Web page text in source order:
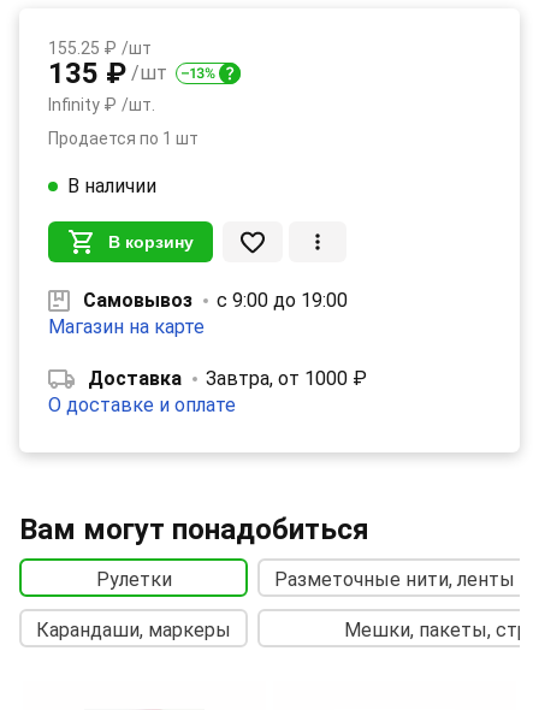
155.25 ₽ /шт
135 ₽ /шт
Infinity ₽ /шт.
Продается по 1 шт
В наличии
В корзину
Самовывоз
с 9:00 до 19:00
Магазин на карте
Доставка
Завтра, от 1000 ₽
О доставке и оплате
Вам могут понадобиться
Рулетки
Карандаши, маркеры
Разметочные нити, ленты
Мешки, пакеты,